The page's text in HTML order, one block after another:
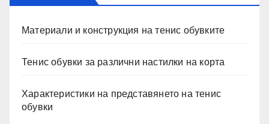
Материали и конструкция на тенис обувките
Тенис обувки за различни настилки на корта
Характеристики на представянето на тенис
обувки